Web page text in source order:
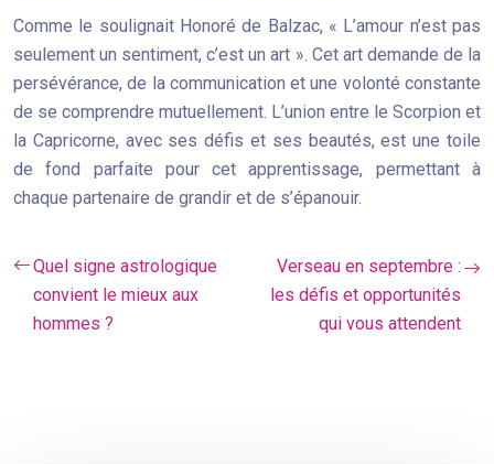
Comme le soulignait Honoré de Balzac, « L’amour n’est pas
seulement un sentiment, c’est un art ». Cet art demande de la
persévérance, de la communication et une volonté constante
de se comprendre mutuellement. L’union entre le Scorpion et
la Capricorne, avec ses défis et ses beautés, est une toile
de fond parfaite pour cet apprentissage, permettant à
chaque partenaire de grandir et de s’épanouir.
Quel signe astrologique
convient le mieux aux
hommes ?
Verseau en septembre :
les défis et opportunités
qui vous attendent